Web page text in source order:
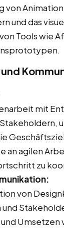
von
und das
Tools wie
mit
an agilen
zu
von
und
Umsetzen